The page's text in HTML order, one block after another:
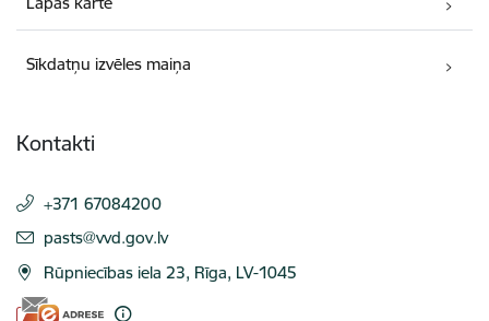
Sīkdatņu izvēles maiņa
Kontakti
+371 67084200
E-pasts:
pasts@vvd.gov.lv
Rūpniecības iela 23, Rīga, LV-1045